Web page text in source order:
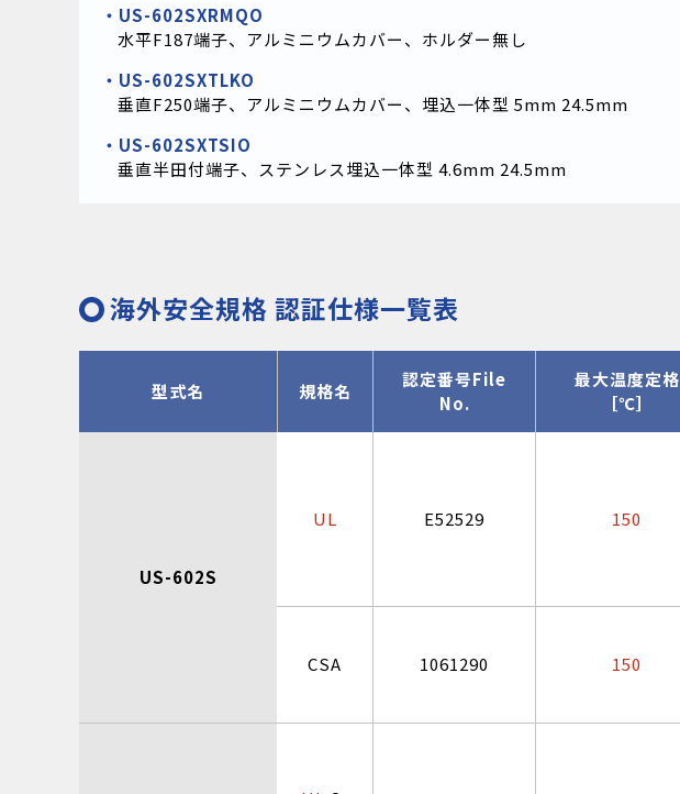
US-602SXRMQO
水平F187端子、アルミニウムカバー、ホルダー無し
US-602SXTLKO
垂直F250端子、アルミニウムカバー、埋込一体型 5mm 24.5mm
US-602SXTSIO
垂直半田付端子、ステンレス埋込一体型 4.6mm 24.5mm
海外安全規格 認証仕様一覧表
型式名 規格名
認定番号File
No.
最大温度定格
［℃］
US-602S
UL E52529 150
CSA 1061290 150